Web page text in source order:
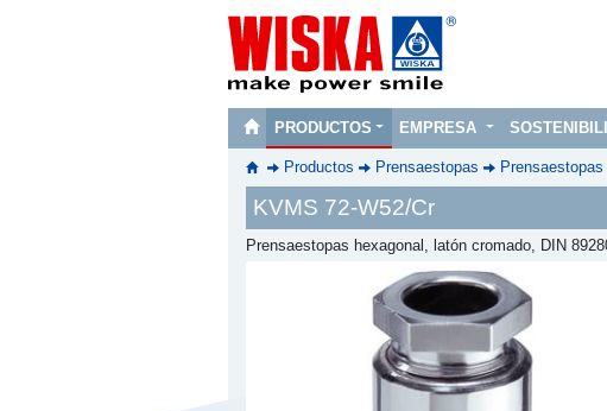
PRODUCTOS EMPRESA
Productos Prensaestopas Prensaestopas
KVMS 72-W52/Cr
Prensaestopas hexagonal, latón cromado, DIN